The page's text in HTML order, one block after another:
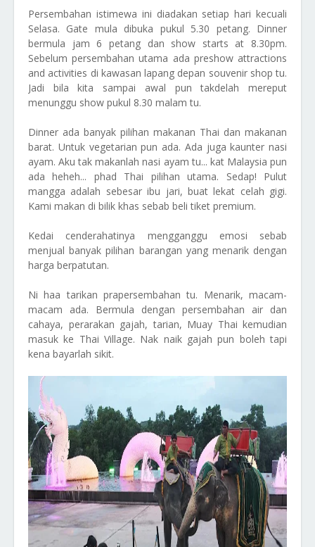
Persembahan istimewa ini diadakan setiap hari kecuali
Selasa. Gate mula dibuka pukul 5.30 petang. Dinner
bermula jam 6 petang dan show starts at 8.30pm.
Sebelum persembahan utama ada preshow attractions
and activities di kawasan lapang depan souvenir shop tu.
Jadi bila kita sampai awal pun takdelah mereput
menunggu show pukul 8.30 malam tu.
Dinner ada banyak pilihan makanan Thai dan makanan
barat. Untuk vegetarian pun ada. Ada juga kaunter nasi
ayam. Aku tak makanlah nasi ayam tu... kat Malaysia pun
ada heheh... phad Thai pilihan utama. Sedap! Pulut
mangga adalah sebesar ibu jari, buat lekat celah gigi.
Kami makan di bilik khas sebab beli tiket premium.
Kedai cenderahatinya mengganggu emosi sebab
menjual banyak pilihan barangan yang menarik dengan
harga berpatutan.
Ni haa tarikan prapersembahan tu. Menarik, macam-
macam ada. Bermula dengan persembahan air dan
cahaya, perarakan gajah, tarian, Muay Thai kemudian
masuk ke Thai Village. Nak naik gajah pun boleh tapi
kena bayarlah sikit.